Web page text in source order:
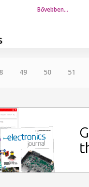
Bővebben…
49 50 51